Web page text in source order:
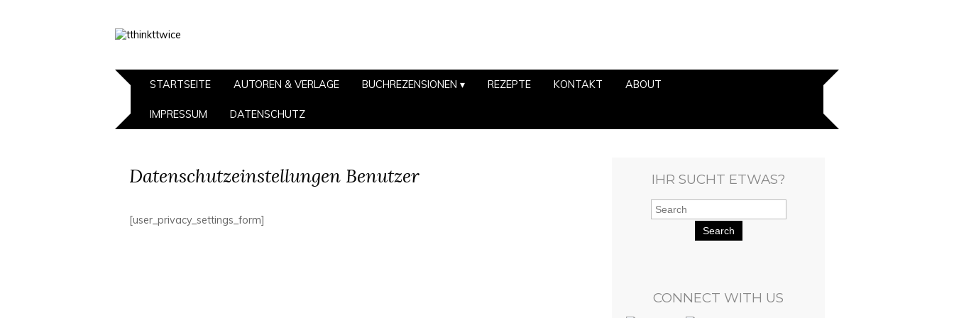
STARTSEITE AUTOREN & VERLAGE BUCHREZENSIONEN REZEPTE KONTAKT ABOUT
IMPRESSUM DATENSCHUTZ
Datenschutzeinstellungen Benutzer
[user_privacy_settings_form]
IHR SUCHT ETWAS?
Search
CONNECT WITH US